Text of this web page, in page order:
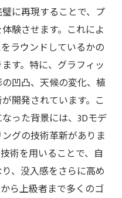
に再現することで、プ
験させます。これによ
ラウンドしているかの
す。特に、グラフィッ
凹凸、天候の変化、植
開発されています。こ
った背景には、3Dモデ
グの技術革新がありま
術を用いることで、自
、没入感をさらに高め
ら上級者まで多くのゴ